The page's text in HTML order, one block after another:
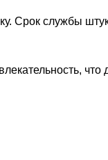
Срок службы